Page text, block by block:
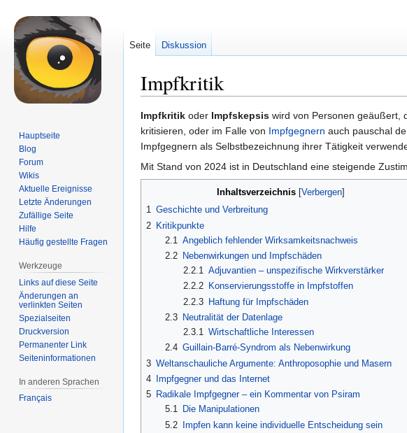
Impfkritik
Zur
Navigation
springen
Zur
Suche
springen
Impfkritik oder Impfskepsis wird von Personen geäußert,
kritisieren, oder im Falle von Impfgegnern auch pauschal
Impfgegnern als Selbstbezeichnung ihrer Tätigkeit
Mit Stand von 2024 ist in Deutschland eine steigende
Inhaltsverzeichnis
1 Geschichte und Verbreitung
2 Kritikpunkte
2.1
Angeblich fehlender Wirksamkeitsnachweis
2.2
Nebenwirkungen und Impfschäden
2.2.1 Adjuvantien – unspezifische Wirkverstärker
2.2.2 Konservierungsstoffe in Impfstoffen
2.2.3 Haftung für Impfschäden
2.3
Neutralität der Datenlage
2.3.1 Wirtschaftliche Interessen
2.4 Guillain-Barré-Syndrom als Nebenwirkung
3 Weltanschauliche Argumente: Anthroposophie und Masern
4
Impfgegner und das Internet
5 Radikale Impfgegner – ein Kommentar von Psiram
5.1
Die Manipulationen
5.2 Impfen kann keine individuelle Entscheidung sein
Seite Diskussion
Hauptseite
Blog
Forum
Wikis
Aktuelle Ereignisse
Letzte Änderungen
Zufällige Seite
Hilfe
Häufig gestellte Fragen
Werkzeuge
Links auf diese Seite
Änderungen an
verlinkten Seiten
Spezialseiten
Druckversion
Permanenter Link
Seiten­informationen
In anderen Sprachen
Français